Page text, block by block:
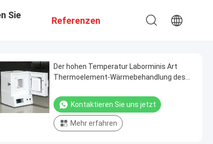
Sie
Referenzen
Der hohen Temperatur Laborminis Art
Thermoelement-Wärmebehandlung des
Kontaktieren Sie uns jetzt
Mehr erfahren